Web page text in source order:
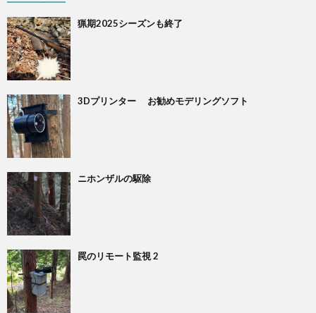
猟期2025シーズンも終了
3Dプリンター お勧めモデリングソフト
ニホンザルの駆除
罠のリモート監視 2